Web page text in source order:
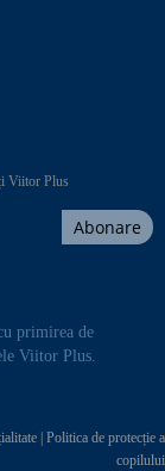
Viitor Plus
Abonare
primirea de
Viitor Plus.
Politica de protecție a
copilului